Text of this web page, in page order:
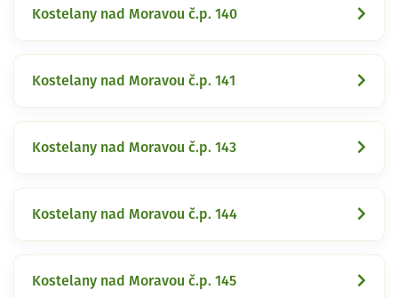
Kostelany nad Moravou č.p. 140
Kostelany nad Moravou č.p. 141
Kostelany nad Moravou č.p. 143
Kostelany nad Moravou č.p. 144
Kostelany nad Moravou č.p. 145